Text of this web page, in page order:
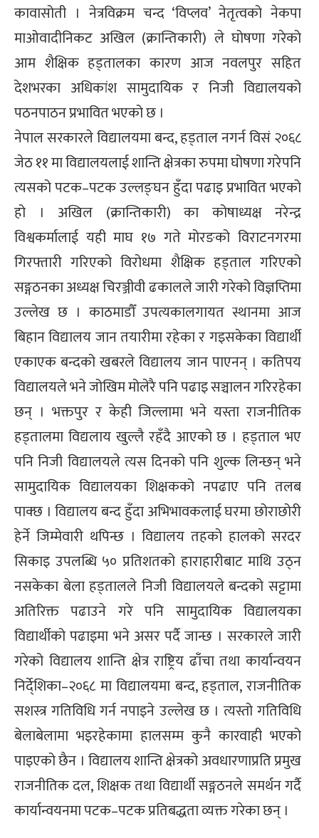
कावासोती । नेत्रविक्रम चन्द ‘विप्लव’ नेतृत्वको नेकपा
माओवादीनिकट अखिल (क्रान्तिकारी) ले घोषणा गरेको
आम शैक्षिक हड्तालका कारण आज नवलपुर सहित
देशभरका अधिकांश सामुदायिक र निजी विद्यालयको
पठनपाठन प्रभावित भएको छ ।
नेपाल सरकारले विद्यालयमा बन्द, हड्ताल नगर्न विसं २०६८
जेठ ११ मा विद्यालयलाई शान्ति क्षेत्रका रुपमा घोषणा गरेपनि
त्यसको पटक–पटक उल्लङ्घन हुँदा पढाइ प्रभावित भएको
हो । अखिल (क्रान्तिकारी) का कोषाध्यक्ष नरेन्द्र
विश्वकर्मालाई यही माघ १७ गते मोरङको विराटनगरमा
गिरफ्तारी गरिएको विरोधमा शैक्षिक हड्ताल गरिएको
सङ्गठनका अध्यक्ष चिरञ्जीवी ढकालले जारी गरेको विज्ञप्तिमा
उल्लेख छ । काठमाडौँ उपत्यकालगायत स्थानमा आज
बिहान विद्यालय जान तयारीमा रहेका र गइसकेका विद्यार्थी
एकाएक बन्दको खबरले विद्यालय जान पाएनन् । कतिपय
विद्यालयले भने जोखिम मोलेरै पनि पढाइ सञ्चालन गरिरहेका
छन् । भक्तपुर र केही जिल्लामा भने यस्ता राजनीतिक
हड्तालमा विद्यलाय खुल्लै रहँदै आएको छ । हड्ताल भए
पनि निजी विद्यालयले त्यस दिनको पनि शुल्क लिन्छन् भने
सामुदायिक विद्यालयका शिक्षकको नपढाए पनि तलब
पाक्छ । विद्यालय बन्द हुँदा अभिभावकलाई घरमा छोराछोरी
हेर्ने जिम्मेवारी थपिन्छ । विद्यालय तहको हालको सरदर
सिकाइ उपलब्धि ५० प्रतिशतको हाराहारीबाट माथि उठ्न
नसकेका बेला हड्तालले निजी विद्यालयले बन्दको सट्टामा
अतिरिक्त पढाउने गरे पनि सामुदायिक विद्यालयका
विद्यार्थीको पढाइमा भने असर पर्दै जान्छ । सरकारले जारी
गरेको विद्यालय शान्ति क्षेत्र राष्ट्रिय ढाँचा तथा कार्यान्वयन
निर्दे्शिका–२०६८ मा विद्यालयमा बन्द, हड्ताल, राजनीतिक
सशस्त्र गतिविधि गर्न नपाइने उल्लेख छ । त्यस्तो गतिविधि
बेलाबेलामा भइरहेकामा हालसम्म कुनै कारवाही भएको
पाइएको छैन । विद्यालय शान्ति क्षेत्रको अवधारणाप्रति प्रमुख
राजनीतिक दल, शिक्षक तथा विद्यार्थी सङ्गठनले समर्थन गर्दै
कार्यान्वयनमा पटक–पटक प्रतिबद्धता व्यक्त गरेका छन् ।